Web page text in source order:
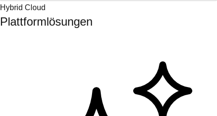
Hybrid Cloud
Plattformlösungen